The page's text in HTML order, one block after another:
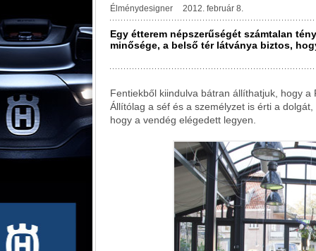
Élménydesigner 2012. február 8.
Egy étterem népszerűségét számtalan
minősége, a belső tér látványa biztos,
Fentiekből kiindulva bátran állíthatjuk, hogy
Állítólag a séf és a személyzet is érti a
hogy a vendég elégedett legyen.